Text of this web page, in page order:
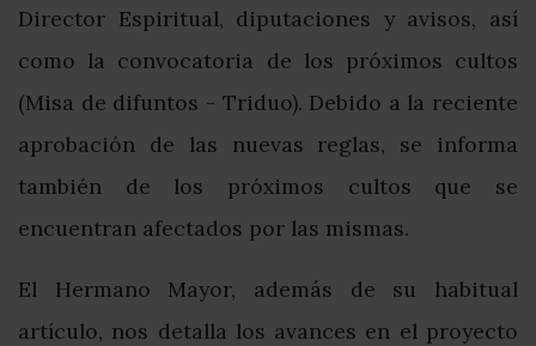
Director Espiritual, diputaciones y avisos, así
como la convocatoria de los próximos cultos
(Misa de difuntos - Triduo). Debido a la reciente
aprobación de las nuevas reglas, se informa
también de los próximos cultos que se
encuentran afectados por las mismas.
El Hermano Mayor, además de su habitual
artículo, nos detalla los avances en el proyecto